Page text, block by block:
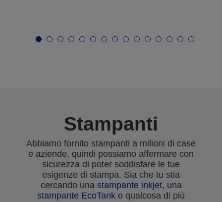
Stampanti
Abbiamo fornito stampanti a milioni di case
e aziende, quindi possiamo affermare con
sicurezza di poter soddisfare le tue
esigenze di stampa. Sia che tu stia
cercando una stampante inkjet, una
stampante EcoTank o qualcosa di più